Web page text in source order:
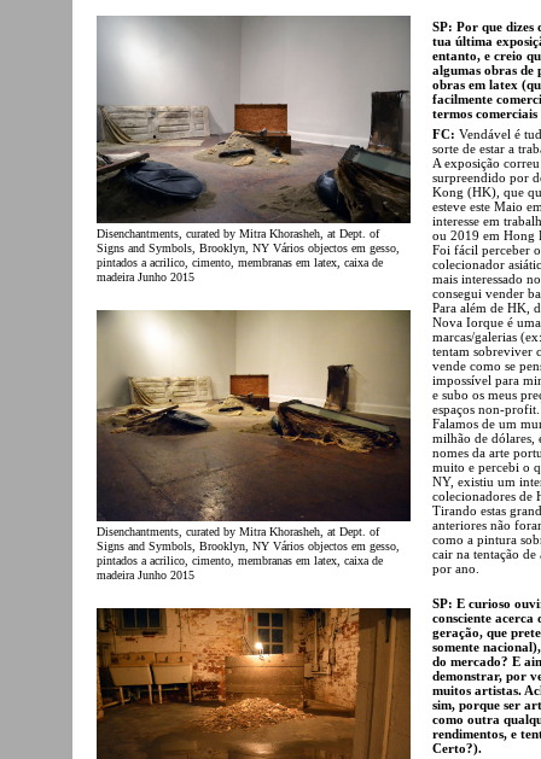
Disenchantments, curated by Mitra Khorasheh, at Dept. of
Signs and Symbols, Brooklyn, NY Vários objectos em gesso,
pintados a acrilico, cimento, membranas em latex, caixa de
madeira Junho 2015
Disenchantments, curated by Mitra Khorasheh, at Dept. of
Signs and Symbols, Brooklyn, NY Vários objectos em gesso,
pintados a acrilico, cimento, membranas em latex, caixa de
madeira Junho 2015
SP: Por que
tua última
entanto, e creio
algumas obras de
obras em latex
facilmente
termos
FC: Vendável é
sorte de estar a
A exposição
surpreendido por
Kong (HK), que
esteve este Maio
interesse em
ou 2019 em Hong
Foi fácil perceber
colecionador
mais interessado
consegui vender
Para além de HK,
Nova Iorque é
marcas/galerias
tentam sobreviver
vende como se
impossível para
e subo os meus
espaços non-profit.
Falamos de um
milhão de dólares,
nomes da arte
muito e percebi o
NY, existiu um
colecionadores de
Tirando estas
anteriores não
como a pintura
cair na tentação
por ano.
SP: E curioso
consciente acerca
geração, que
somente
do mercado? E
demonstrar, por
muitos artistas.
sim, porque ser
como outra
rendimentos, e
Certo?).